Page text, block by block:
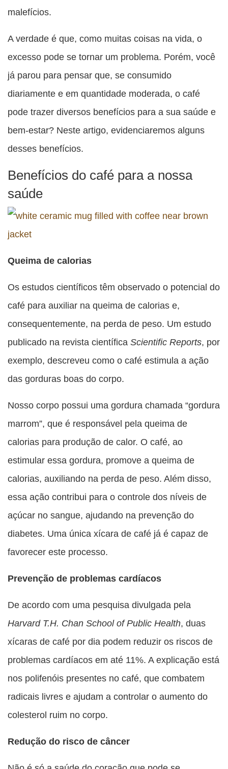
malefícios.
A verdade é que, como muitas coisas na vida, o
excesso pode se tornar um problema. Porém, você
já parou para pensar que, se consumido
diariamente e em quantidade moderada, o café
pode trazer diversos benefícios para a sua saúde e
bem-estar? Neste artigo, evidenciaremos alguns
desses benefícios.
Benefícios do café para a nossa
saúde
Queima de calorias
Os estudos científicos têm observado o potencial do
café para auxiliar na queima de calorias e,
consequentemente, na perda de peso. Um estudo
publicado na revista científica Scientific Reports, por
exemplo, descreveu como o café estimula a ação
das gorduras boas do corpo.
Nosso corpo possui uma gordura chamada “gordura
marrom”, que é responsável pela queima de
calorias para produção de calor. O café, ao
estimular essa gordura, promove a queima de
calorias, auxiliando na perda de peso. Além disso,
essa ação contribui para o controle dos níveis de
açúcar no sangue, ajudando na prevenção do
diabetes. Uma única xícara de café já é capaz de
favorecer este processo.
Prevenção de problemas cardíacos
De acordo com uma pesquisa divulgada pela
Harvard T.H. Chan School of Public Health, duas
xícaras de café por dia podem reduzir os riscos de
problemas cardíacos em até 11%. A explicação está
nos polifenóis presentes no café, que combatem
radicais livres e ajudam a controlar o aumento do
colesterol ruim no corpo.
Redução do risco de câncer